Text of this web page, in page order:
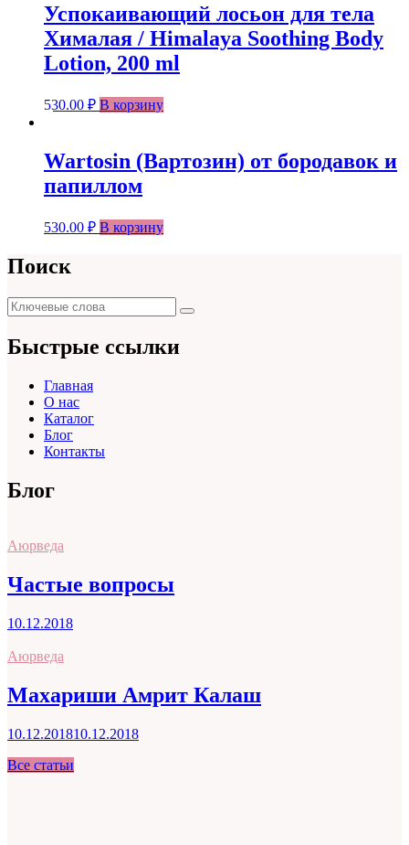
Успокаивающий лосьон для тела
Хималая / Himalaya Soothing Body
Lotion, 200 ml
530.00 ₽ В корзину
Wartosin (Вартозин) от бородавок и
папиллом
530.00 ₽ В корзину
Поиск
Поиск
для:
Поиск
Быстрые ссылки
Главная
О нас
Каталог
Блог
Контакты
Блог
Аюрведа
Частые вопросы
10.12.2018
Аюрведа
Махариши Амрит Калаш
10.12.201810.12.2018
Все статьи